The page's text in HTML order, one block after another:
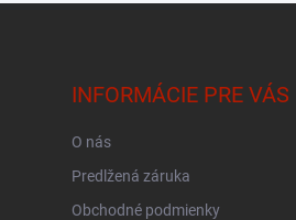
INFORMÁCIE PRE VÁS
O nás
Predlžená záruka
Obchodné podmienky